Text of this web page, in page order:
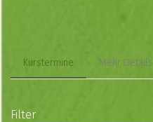
Kurstermine Mehr Details
Filter